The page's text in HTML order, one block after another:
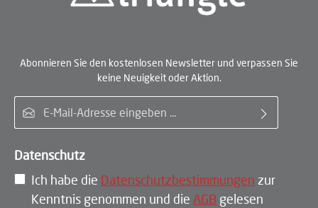
Abonnieren Sie den kostenlosen Newsletter und verpassen Sie
keine Neuigkeit oder Aktion.
Datenschutz
Ich habe die Datenschutzbestimmungen zur
Kenntnis genommen und die AGB gelesen